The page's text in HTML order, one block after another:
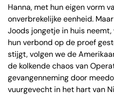
Hanna, met hun eigen vorm
onverbrekelijke eenheid.
Joods jongetje in huis
hun verbond op de proef
stijgt, volgen we de
de kolkende chaos van
gevangenneming door
vuurgevecht in het hart van